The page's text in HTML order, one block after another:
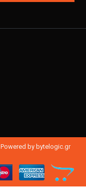
Powered by bytelogic.gr